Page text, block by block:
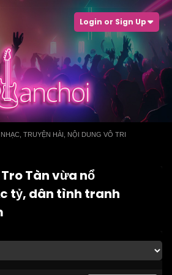
Login or Sign Up
TRUYỆN HÀI, NỘI DUNG VÔ TRI
Tàn vừa nổ
tỷ, dân tình tranh